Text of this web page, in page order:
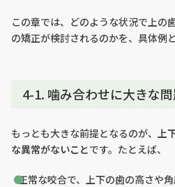
この章では、どのような状況で上の
の矯正が検討されるのかを、具体例
4-1. 噛み合わせに大きな
もっとも大きな前提となるのが、 上
な異常がないことです。たとえば、
正常な咬合で、上下の歯の高さや